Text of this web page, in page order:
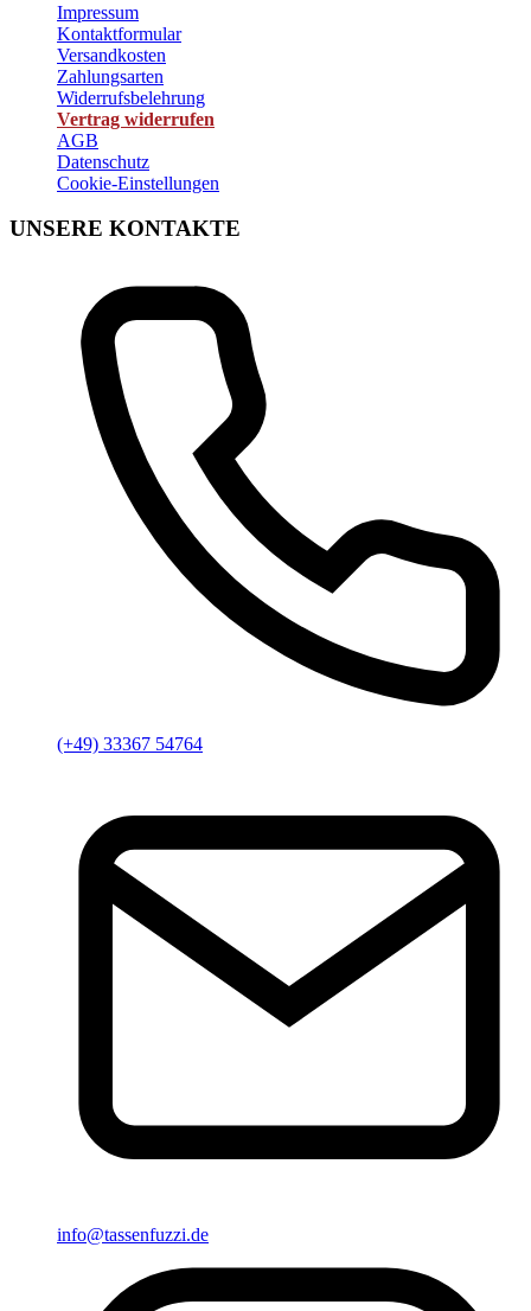
Impressum
Kontaktformular
Versandkosten
Zahlungsarten
Widerrufsbelehrung
Vertrag widerrufen
AGB
Datenschutz
Cookie-Einstellungen
UNSERE KONTAKTE
(+49) 33367 54764
info@tassenfuzzi.de